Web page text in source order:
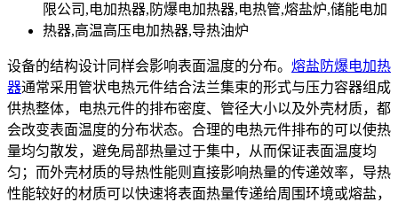
设备的结构设计同样会影响表面温度的分布。 熔盐防爆电加热
器通常采用管状电热元件结合法兰集束的形式与压力容器组成
供热整体，电热元件的排布密度、管径大小以及外壳材质，都
会改变表面温度的分布状态。合理的电热元件排布的可以使热
量均匀散发，避免局部热量过于集中，从而保证表面温度均
匀；而外壳材质的导热性能则直接影响热量的传递效率，导热
性能较好的材质可以快速将表面热量传递给周围环境或熔盐，